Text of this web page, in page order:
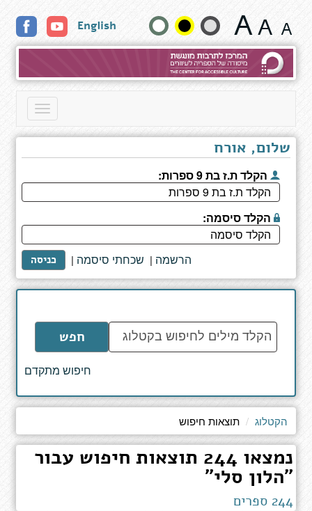
חיפוש
שנה
גודל
טקסט
English
Toggle
שלום, אורח
הקלד ת.ז בת 9 ספרות:
הקלד סיסמה:
כניסה | שכחתי סיסמה | הרשמה
הקלד
מילים
לחיפוש
חפש
חיפוש מתקדם
הקטלוג תוצאות חיפוש
נמצאו 244 תוצאות חיפוש עבור
"הלון סלי"
244 ספרים